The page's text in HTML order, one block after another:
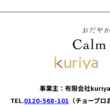
事業主：有限会社kuriya
TEL.0120-568-101 （チョープ